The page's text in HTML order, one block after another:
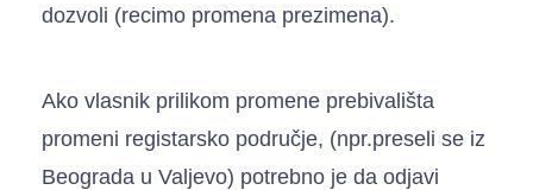
dozvoli (recimo promena prezimena).
Ako vlasnik prilikom promene prebivališta
promeni registarsko područje, (npr.preseli se iz
Beograda u Valjevo) potrebno je da odjavi